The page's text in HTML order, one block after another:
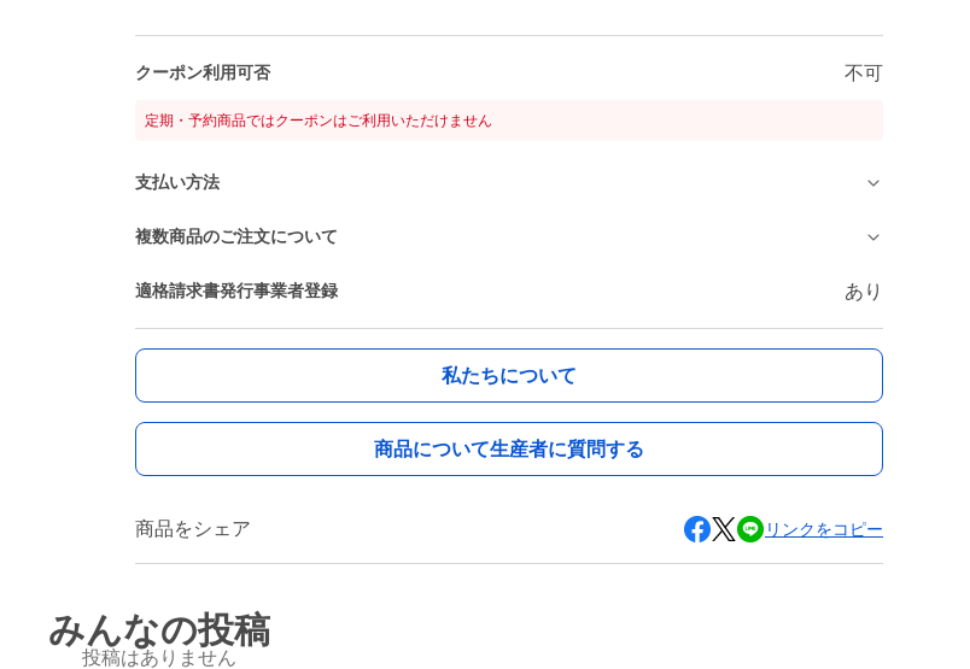
クーポン利用可否 不可
定期・予約商品ではクーポンはご利用いただけません
支払い方法
複数商品のご注文について
適格請求書発行事業者登録 あり
私たちについて
商品について生産者に質問する
商品をシェア リンクをコピー
みんなの投稿
投稿はありません